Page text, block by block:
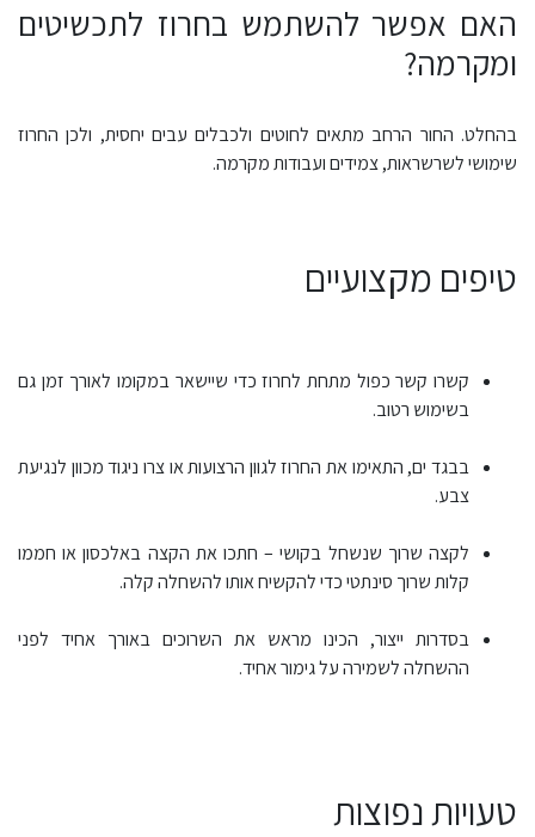
האם אפשר להשתמש בחרוז לתכשיטים
ומקרמה?
בהחלט. החור הרחב מתאים לחוטים ולכבלים עבים יחסית, ולכן החרוז
שימושי לשרשראות, צמידים ועבודות מקרמה.
טיפים מקצועיים
קשרו קשר כפול מתחת לחרוז כדי שיישאר במקומו לאורך זמן גם
בשימוש רטוב.
בבגד ים, התאימו את החרוז לגוון הרצועות או צרו ניגוד מכוון לנגיעת
צבע.
לקצה שרוך שנשחל בקושי – חתכו את הקצה באלכסון או חממו
קלות שרוך סינתטי כדי להקשיח אותו להשחלה קלה.
בסדרות ייצור, הכינו מראש את השרוכים באורך אחיד לפני
ההשחלה לשמירה על גימור אחיד.
טעויות נפוצות